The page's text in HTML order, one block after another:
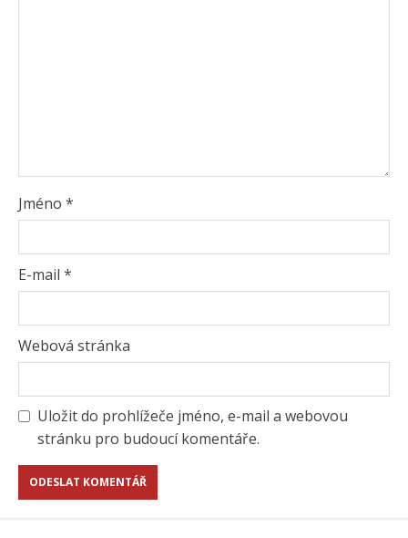
Jméno *
E-mail *
Webová stránka
Uložit do prohlížeče jméno, e-mail a webovou
stránku pro budoucí komentáře.